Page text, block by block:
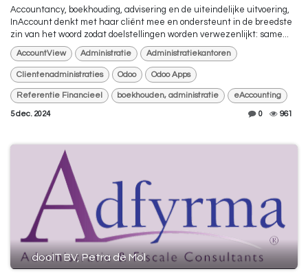
Accountancy, boekhouding, advisering en de uiteindelijke uitvoering,
InAccount denkt met haar cliënt mee en ondersteunt in de breedste
zin van het woord zodat doelstellingen worden verwezenlijkt: same...
AccountView Administratie Administratiekantoren
Clientenadministraties Odoo Odoo Apps
Referentie Financieel boekhouden, administratie eAccounting
5 dec. 2024 0 961
dooIT BV, Petra de Mol